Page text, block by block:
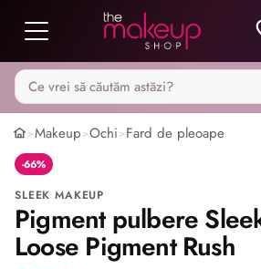
Caută pe MakeupShop
>Makeup>Ochi>Fard de pleoape
-66%
SLEEK MAKEUP
Pigment pulbere
Loose Pigment Rush